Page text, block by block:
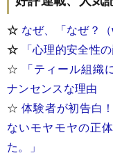
☆ なぜ、「なぜ？
☆
「心理的安全性
☆
「ティール組織
ナンセンスな理由
☆体験者が初告白
ないモヤモヤの正
た。」